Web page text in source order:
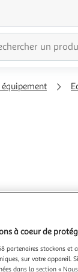
à coeur de
partenaires stockons et
sur votre appareil.
dans la section «